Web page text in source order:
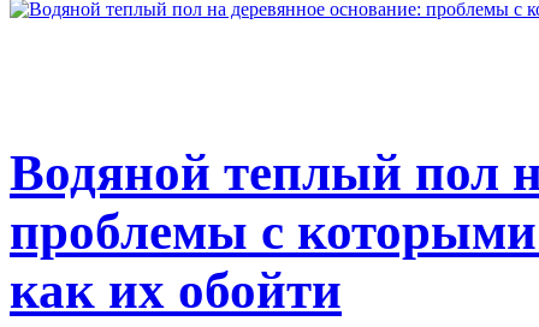
Водяной теплый пол
проблемы с которыми
как их обойти